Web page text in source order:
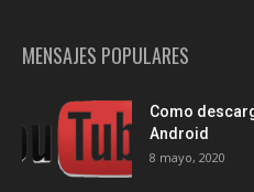
MENSAJES POPULARES
Como
Android
8 mayo, 2020